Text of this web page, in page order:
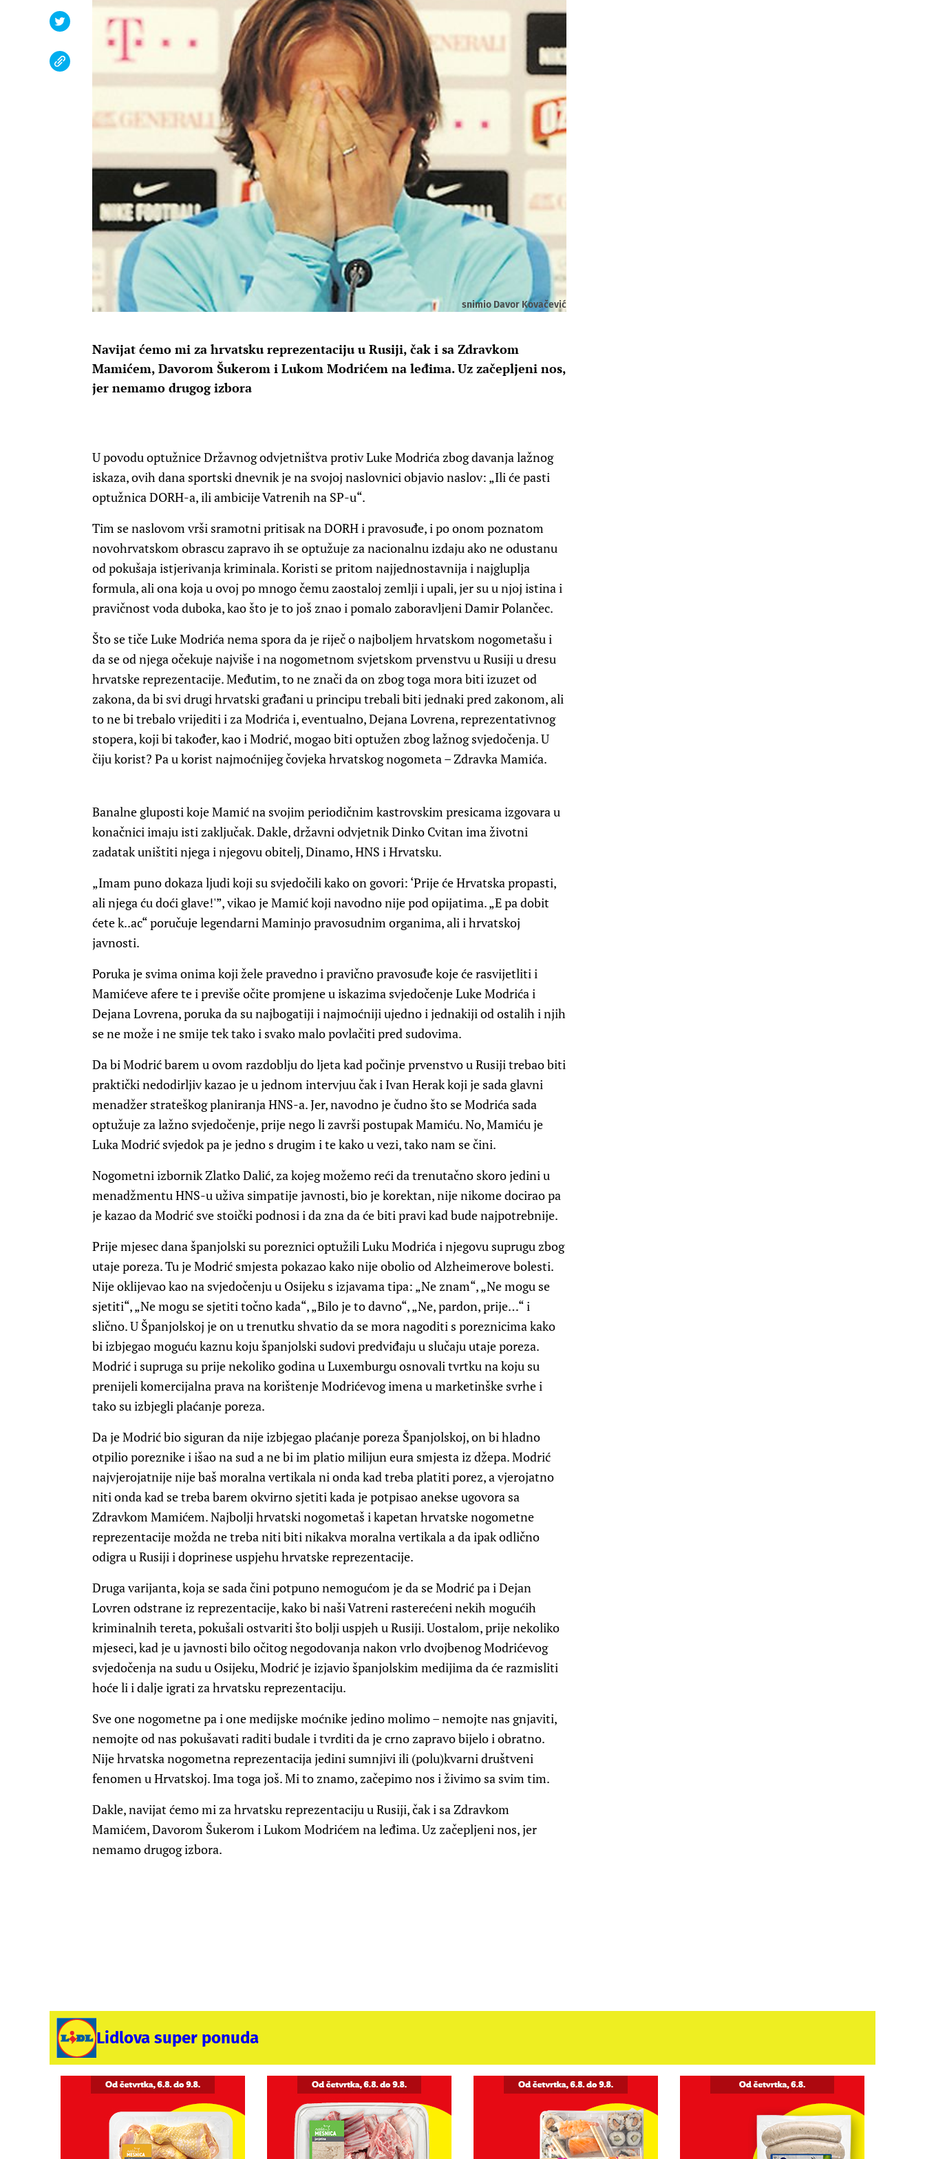
snimio Davor Kovačević
Navijat ćemo mi za hrvatsku reprezentaciju u Rusiji, čak i sa Zdravkom
Mamićem, Davorom Šukerom i Lukom Modrićem na leđima. Uz začepljeni nos,
jer nemamo drugog izbora
U povodu optužnice Državnog odvjetništva protiv Luke Modrića zbog davanja lažnog
iskaza, ovih dana sportski dnevnik je na svojoj naslovnici objavio naslov: „Ili će pasti
optužnica DORH-a, ili ambicije Vatrenih na SP-u“.
Tim se naslovom vrši sramotni pritisak na DORH i pravosuđe, i po onom poznatom
novohrvatskom obrascu zapravo ih se optužuje za nacionalnu izdaju ako ne odustanu
od pokušaja istjerivanja kriminala. Koristi se pritom najjednostavnija i najgluplja
formula, ali ona koja u ovoj po mnogo čemu zaostaloj zemlji i upali, jer su u njoj istina i
pravičnost voda duboka, kao što je to još znao i pomalo zaboravljeni Damir Polančec.
Što se tiče Luke Modrića nema spora da je riječ o najboljem hrvatskom nogometašu i
da se od njega očekuje najviše i na nogometnom svjetskom prvenstvu u Rusiji u dresu
hrvatske reprezentacije. Međutim, to ne znači da on zbog toga mora biti izuzet od
zakona, da bi svi drugi hrvatski građani u principu trebali biti jednaki pred zakonom, ali
to ne bi trebalo vrijediti i za Modrića i, eventualno, Dejana Lovrena, reprezentativnog
stopera, koji bi također, kao i Modrić, mogao biti optužen zbog lažnog svjedočenja. U
čiju korist? Pa u korist najmoćnijeg čovjeka hrvatskog nogometa – Zdravka Mamića.
Banalne gluposti koje Mamić na svojim periodičnim kastrovskim presicama izgovara u
konačnici imaju isti zaključak. Dakle, državni odvjetnik Dinko Cvitan ima životni
zadatak uništiti njega i njegovu obitelj, Dinamo, HNS i Hrvatsku.
„Imam puno dokaza ljudi koji su svjedočili kako on govori: ‘Prije će Hrvatska propasti,
ali njega ću doći glave!'”, vikao je Mamić koji navodno nije pod opijatima. „E pa dobit
ćete k..ac“ poručuje legendarni Maminjo pravosudnim organima, ali i hrvatskoj
javnosti.
Poruka je svima onima koji žele pravedno i pravično pravosuđe koje će rasvijetliti i
Mamićeve afere te i previše očite promjene u iskazima svjedočenje Luke Modrića i
Dejana Lovrena, poruka da su najbogatiji i najmoćniji ujedno i jednakiji od ostalih i njih
se ne može i ne smije tek tako i svako malo povlačiti pred sudovima.
Da bi Modrić barem u ovom razdoblju do ljeta kad počinje prvenstvo u Rusiji trebao biti
praktički nedodirljiv kazao je u jednom intervjuu čak i Ivan Herak koji je sada glavni
menadžer strateškog planiranja HNS-a. Jer, navodno je čudno što se Modrića sada
optužuje za lažno svjedočenje, prije nego li završi postupak Mamiću. No, Mamiću je
Luka Modrić svjedok pa je jedno s drugim i te kako u vezi, tako nam se čini.
Nogometni izbornik Zlatko Dalić, za kojeg možemo reći da trenutačno skoro jedini u
menadžmentu HNS-u uživa simpatije javnosti, bio je korektan, nije nikome docirao pa
je kazao da Modrić sve stoički podnosi i da zna da će biti pravi kad bude najpotrebnije.
Prije mjesec dana španjolski su poreznici optužili Luku Modrića i njegovu suprugu zbog
utaje poreza. Tu je Modrić smjesta pokazao kako nije obolio od Alzheimerove bolesti.
Nije oklijevao kao na svjedočenju u Osijeku s izjavama tipa: „Ne znam“, „Ne mogu se
sjetiti“, „Ne mogu se sjetiti točno kada“, „Bilo je to davno“, „Ne, pardon, prije…“ i
slično. U Španjolskoj je on u trenutku shvatio da se mora nagoditi s poreznicima kako
bi izbjegao moguću kaznu koju španjolski sudovi predviđaju u slučaju utaje poreza.
Modrić i supruga su prije nekoliko godina u Luxemburgu osnovali tvrtku na koju su
prenijeli komercijalna prava na korištenje Modrićevog imena u marketinške svrhe i
tako su izbjegli plaćanje poreza.
Da je Modrić bio siguran da nije izbjegao plaćanje poreza Španjolskoj, on bi hladno
otpilio poreznike i išao na sud a ne bi im platio milijun eura smjesta iz džepa. Modrić
najvjerojatnije nije baš moralna vertikala ni onda kad treba platiti porez, a vjerojatno
niti onda kad se treba barem okvirno sjetiti kada je potpisao anekse ugovora sa
Zdravkom Mamićem. Najbolji hrvatski nogometaš i kapetan hrvatske nogometne
reprezentacije možda ne treba niti biti nikakva moralna vertikala a da ipak odlično
odigra u Rusiji i doprinese uspjehu hrvatske reprezentacije.
Druga varijanta, koja se sada čini potpuno nemogućom je da se Modrić pa i Dejan
Lovren odstrane iz reprezentacije, kako bi naši Vatreni rasterećeni nekih mogućih
kriminalnih tereta, pokušali ostvariti što bolji uspjeh u Rusiji. Uostalom, prije nekoliko
mjeseci, kad je u javnosti bilo očitog negodovanja nakon vrlo dvojbenog Modrićevog
svjedočenja na sudu u Osijeku, Modrić je izjavio španjolskim medijima da će razmisliti
hoće li i dalje igrati za hrvatsku reprezentaciju.
Sve one nogometne pa i one medijske moćnike jedino molimo – nemojte nas gnjaviti,
nemojte od nas pokušavati raditi budale i tvrditi da je crno zapravo bijelo i obratno.
Nije hrvatska nogometna reprezentacija jedini sumnjivi ili (polu)kvarni društveni
fenomen u Hrvatskoj. Ima toga još. Mi to znamo, začepimo nos i živimo sa svim tim.
Dakle, navijat ćemo mi za hrvatsku reprezentaciju u Rusiji, čak i sa Zdravkom
Mamićem, Davorom Šukerom i Lukom Modrićem na leđima. Uz začepljeni nos, jer
nemamo drugog izbora.
Lidlova super ponuda